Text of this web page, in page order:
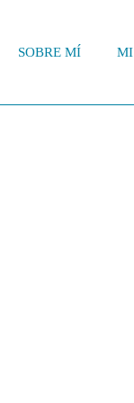
SOBRE MÍ